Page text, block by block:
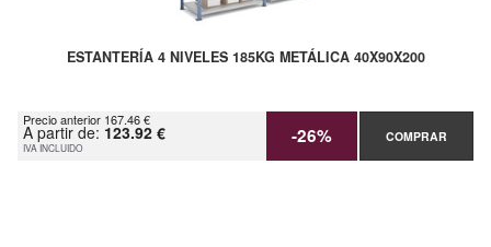
ESTANTERÍA 4 NIVELES 185KG METÁLICA 40X90X200
Precio anterior 167.46 €
A partir de: 123.92 €
IVA INCLUIDO -26% COMPRAR